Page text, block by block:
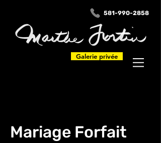
581-990-2858
Galerie privée
Mariage Forfait